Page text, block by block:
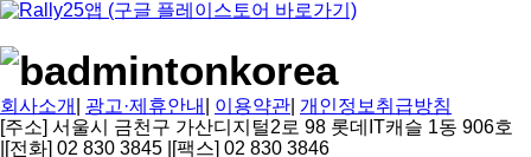
회사소개 광고·제휴안내 이용약관 개인정보취급방침
[주소] 서울시 금천구 가산디지털2로 98 롯데IT캐슬 1동 906호
[전화] 02 830 3845 [팩스] 02 830 3846